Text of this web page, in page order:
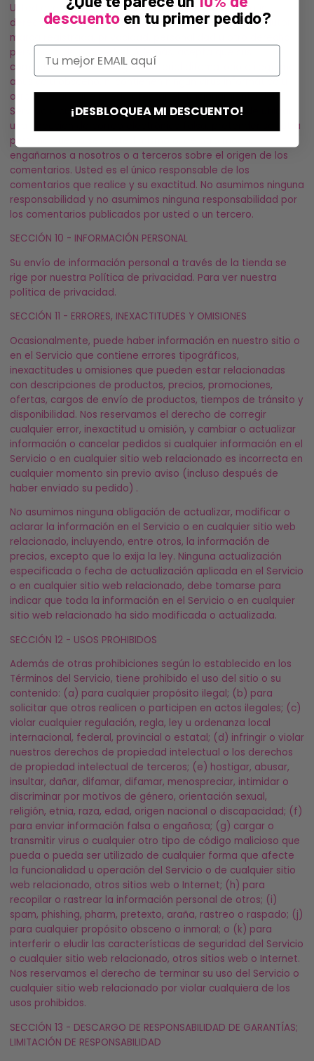
Usted acepta que sus comentarios no violarán ningún
derecho de ningún tercero, incluidos los derechos de autor,
marca registrada, privacidad, personalidad u otro derecho
personal o de propiedad. Además, acepta que sus
comentarios no contengan material difamatorio o ilegítimo,
abusivo u obsceno, ni contienen ningún virus informático u
otro malware que pueda afectar el funcionamiento del
Servicio o cualquier sitio web relacionado. No puede utilizar
una dirección de correo electrónico falsa, pretender ser otra
persona que no sea usted mismo o, de otro modo,
engañarnos a nosotros o a terceros sobre el origen de los
comentarios. Usted es el único responsable de los
comentarios que realice y su exactitud. No asumimos ninguna
responsabilidad y no asumimos ninguna responsabilidad por
los comentarios publicados por usted o un tercero.
SECCIÓN 10 - INFORMACIÓN PERSONAL
Su envío de información personal a través de la tienda se
rige por nuestra Política de privacidad. Para ver nuestra
política de privacidad.
SECCIÓN 11 - ERRORES, INEXACTITUDES Y OMISIONES
Ocasionalmente, puede haber información en nuestro sitio o
en el Servicio que contiene errores tipográficos,
inexactitudes u omisiones que pueden estar relacionadas
con descripciones de productos, precios, promociones,
ofertas, cargos de envío de productos, tiempos de tránsito y
disponibilidad. Nos reservamos el derecho de corregir
cualquier error, inexactitud u omisión, y cambiar o actualizar
información o cancelar pedidos si cualquier información en el
Servicio o en cualquier sitio web relacionado es incorrecta en
cualquier momento sin previo aviso (incluso después de
haber enviado su pedido) .
No asumimos ninguna obligación de actualizar, modificar o
aclarar la información en el Servicio o en cualquier sitio web
relacionado, incluyendo, entre otros, la información de
precios, excepto que lo exija la ley. Ninguna actualización
especificada o fecha de actualización aplicada en el Servicio
o en cualquier sitio web relacionado, debe tomarse para
indicar que toda la información en el Servicio o en cualquier
sitio web relacionado ha sido modificada o actualizada.
SECCIÓN 12 - USOS PROHIBIDOS
Además de otras prohibiciones según lo establecido en los
Términos del Servicio, tiene prohibido el uso del sitio o su
contenido: (a) para cualquier propósito ilegal; (b) para
solicitar que otros realicen o participen en actos ilegales; (c)
violar cualquier regulación, regla, ley u ordenanza local
internacional, federal, provincial o estatal; (d) infringir o violar
nuestros derechos de propiedad intelectual o los derechos
de propiedad intelectual de terceros; (e) hostigar, abusar,
insultar, dañar, difamar, difamar, menospreciar, intimidar o
discriminar por motivos de género, orientación sexual,
religión, etnia, raza, edad, origen nacional o discapacidad; (f)
para enviar información falsa o engañosa; (g) cargar o
transmitir virus o cualquier otro tipo de código malicioso que
pueda o pueda ser utilizado de cualquier forma que afecte
la funcionalidad u operación del Servicio o de cualquier sitio
web relacionado, otros sitios web o Internet; (h) para
recopilar o rastrear la información personal de otros; (i)
spam, phishing, pharm, pretexto, araña, rastreo o raspado; (j)
para cualquier propósito obsceno o inmoral; o (k) para
interferir o eludir las características de seguridad del Servicio
o cualquier sitio web relacionado, otros sitios web o Internet.
Nos reservamos el derecho de terminar su uso del Servicio o
cualquier sitio web relacionado por violar cualquiera de los
usos prohibidos.
SECCIÓN 13 - DESCARGO DE RESPONSABILIDAD DE GARANTÍAS;
LIMITACIÓN DE RESPONSABILIDAD
descuento en tu primer pedido?
¡DESBLOQUEA MI DESCUENTO!